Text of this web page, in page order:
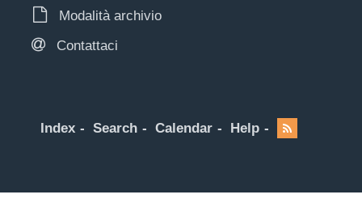
Modalità archivio
Contattaci
Index Search Calendar Help